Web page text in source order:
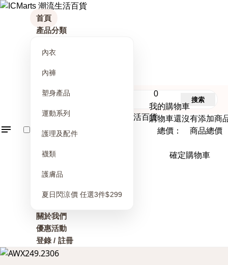
首頁
產品分類
內衣
內褲
塑身產品
運動系列
護理及配件
襪類
護膚品
夏日閃涼價 任選3件$299
關於我們
優惠活動
登錄 / 註冊
0
我的購物車
購物車還沒有添加商
總價： 商品總價
確定購物車
搜索